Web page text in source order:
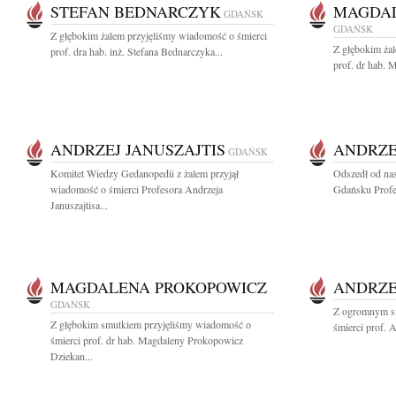
STEFAN BEDNARCZYK GDAŃSK
Z głębokim żalem przyjęliśmy wiadomość o śmierci
prof. dra hab. inż. Stefana Bednarczyka...
GDAŃSK
Z głębokim
prof. dr hab.
ANDRZEJ JANUSZAJTIS GDAŃSK
Komitet Wiedzy Gedanopedii z żalem przyjął
wiadomość o śmierci Profesora Andrzeja
Januszajtisa...
Odszedł od
Gdańsku
MAGDALENA PROKOPOWICZ
GDAŃSK
Z głębokim smutkiem przyjęliśmy wiadomość o
śmierci prof. dr hab. Magdaleny Prokopowicz
Dziekan...
Z ogromnym
śmierci prof.